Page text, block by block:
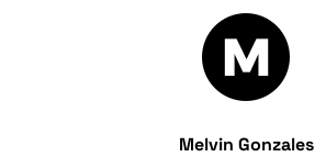
Melvin Gonzales